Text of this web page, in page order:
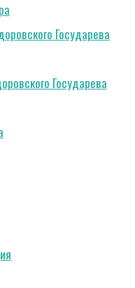
Государева
Государева